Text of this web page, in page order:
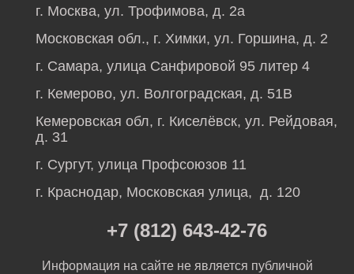
г. Москва, ул. Трофимова, д. 2а
Московская обл., г. Химки, ул. Горшина, д. 2
г. Самара, улица Санфировой 95 литер 4
г. Кемерово, ул. Волгоградская, д. 51В
Кемеровская обл, г. Киселёвск, ул. Рейдовая,
д. 31
г. Сургут, улица Профсоюзов 11
г. Краснодар, Московская улица, д. 120
+7 (812) 643-42-76
Информация на сайте не является публичной